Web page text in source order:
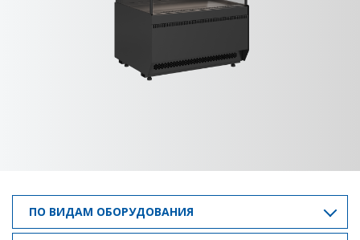
ПО ВИДАМ ОБОРУДОВАНИЯ